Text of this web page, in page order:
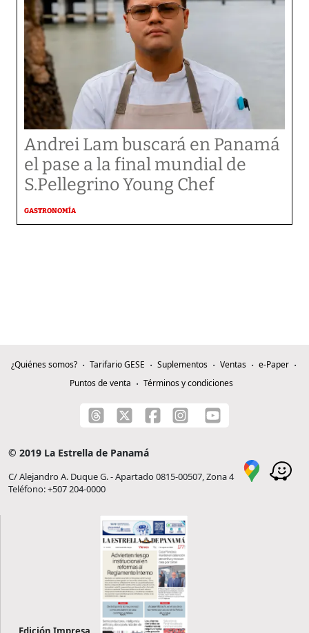
Andrei Lam buscará en Panamá
el pase a la final mundial de
S.Pellegrino Young Chef
GASTRONOMÍA
¿Quiénes somos? Tarifario GESE Suplementos Ventas
e-Paper
Puntos de venta
Términos y condiciones
© 2019 La Estrella de Panamá
C/ Alejandro A. Duque G. - Apartado 0815-00507, Zona 4
Teléfono: +507 204-0000